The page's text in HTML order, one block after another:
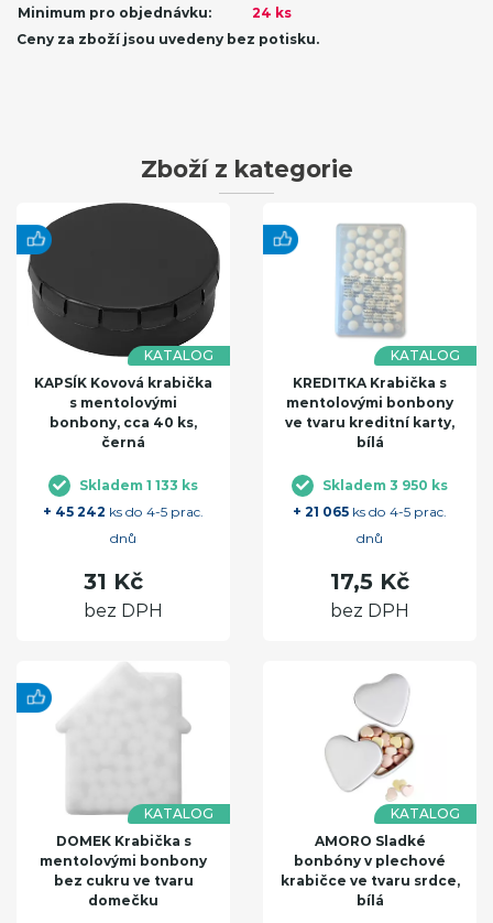
Minimum pro objednávku:
24 ks
Ceny za zboží jsou uvedeny bez potisku.
Zboží z kategorie
KATALOG
KAPSÍK Kovová krabička
s mentolovými
bonbony, cca 40 ks,
černá
Skladem 1 133 ks
+ 45 242 ks do 4-5 prac.
dnů
31 Kč
bez DPH
KATALOG
KREDITKA Krabička s
mentolovými bonbony
ve tvaru kreditní karty,
bílá
Skladem 3 950 ks
+ 21 065 ks do 4-5 prac.
dnů
17,5 Kč
bez DPH
KATALOG
DOMEK Krabička s
mentolovými bonbony
bez cukru ve tvaru
domečku
KATALOG
AMORO Sladké
bonbóny v plechové
krabičce ve tvaru srdce,
bílá